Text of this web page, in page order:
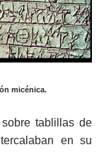
micénica.
tablillas de
en su